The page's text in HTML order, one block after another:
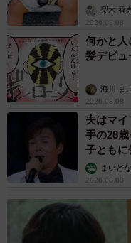
「尊…」
梨木 香
2026.08.08
何かと
髪デビュ
海川 ま
2026.08.08
夫はマ
手の28
子ともに
まいど
2026.08.08